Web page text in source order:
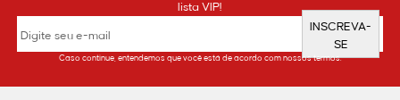
Por que garantir as blusas de tricot femininas
em promoção no Dia dos Namorados?
lista VIP!
INSCREVA-
SE
Caso continue, entendemos que você está de acordo com nossos termos.